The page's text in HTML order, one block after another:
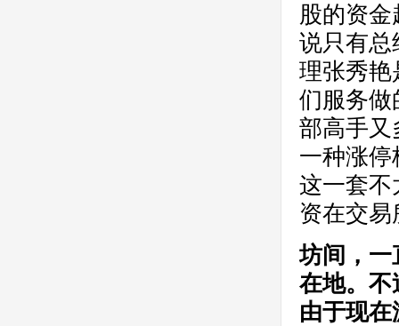
股的资
说只有总
理张秀艳
们服务做
部高手又
一种涨
这一套不
资在交易
坊间，一
在地。不
由于现在